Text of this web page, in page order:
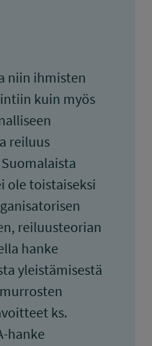
niin ihmisten
kuin myös
reiluus
ole toistaiseksi
reiluusteorian
hanke
yleistämisestä
ks.
hanke